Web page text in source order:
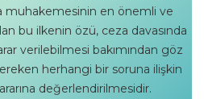
muhakemesinin en önemli ve
bu ilkenin özü, ceza davasında
verilebilmesi bakımından göz
herhangi bir soruna ilişkin
değerlendirilmesidir.